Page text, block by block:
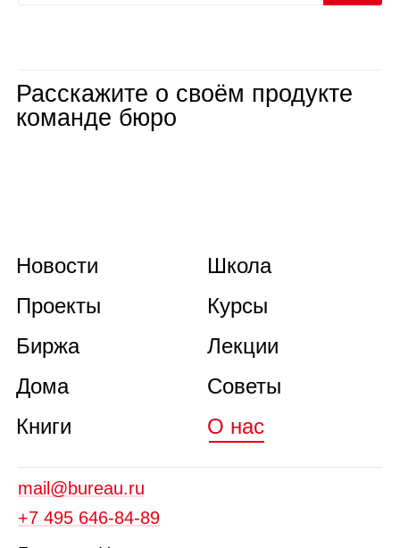
Расскажите о своём продукте
команде бюро
Новости
Проекты
Биржа
Дома
Книги
Школа
Курсы
Лекции
Советы
О нас
mail@bureau.ru
+7 495 646‑84‑89